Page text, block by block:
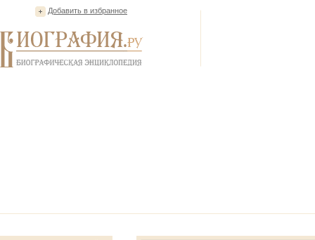
Добавить в избранное